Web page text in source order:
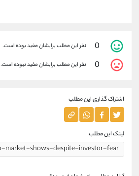
0 نفر این مطلب برایشان مفید بوده است.
0 نفر این مطلب برایشان مفید نبوده است.
اشتراک گذاری این مطلب
لینک این مطلب